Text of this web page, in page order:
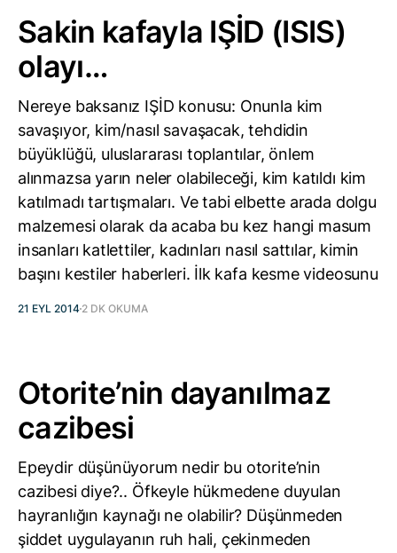
Sakin kafayla IŞİD (ISIS)
olayı…
Nereye baksanız IŞİD konusu: Onunla kim
savaşıyor, kim/nasıl savaşacak, tehdidin
büyüklüğü, uluslararası toplantılar, önlem
alınmazsa yarın neler olabileceği, kim katıldı kim
katılmadı tartışmaları. Ve tabi elbette arada dolgu
malzemesi olarak da acaba bu kez hangi masum
insanları katlettiler, kadınları nasıl sattılar, kimin
başını kestiler haberleri. İlk kafa kesme videosunu
21 EYL 2014 2 DK OKUMA
Otorite’nin dayanılmaz
cazibesi
Epeydir düşünüyorum nedir bu otorite’nin
cazibesi diye?.. Öfkeyle hükmedene duyulan
hayranlığın kaynağı ne olabilir? Düşünmeden
şiddet uygulayanın ruh hali, çekinmeden